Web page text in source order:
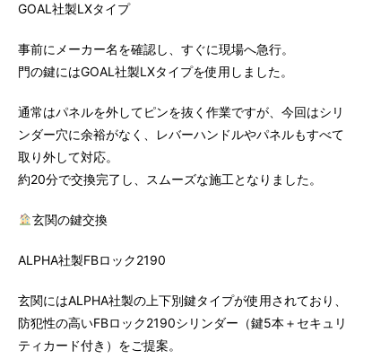
GOAL社製LXタイプ
事前にメーカー名を確認し、すぐに現場へ急行。
門の鍵にはGOAL社製LXタイプを使用しました。
通常はパネルを外してピンを抜く作業ですが、今回はシリ
ンダー穴に余裕がなく、レバーハンドルやパネルもすべて
取り外して対応。
約20分で交換完了し、スムーズな施工となりました。
玄関の鍵交換
ALPHA社製FBロック2190
玄関にはALPHA社製の上下別鍵タイプが使用されており、
防犯性の高いFBロック2190シリンダー（鍵5本＋セキュリ
ティカード付き）をご提案。